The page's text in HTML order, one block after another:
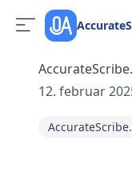
12. februar